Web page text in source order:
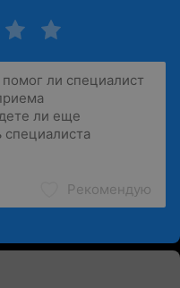
Рекомендую